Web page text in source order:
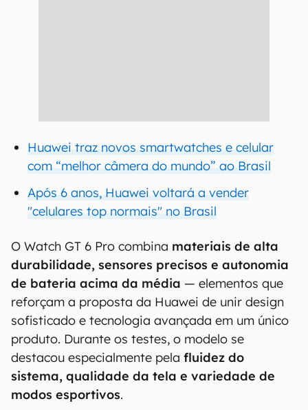
Huawei traz novos smartwatches e celular
com “melhor câmera do mundo” ao Brasil
Após 6 anos, Huawei voltará a vender
"celulares top normais" no Brasil
O Watch GT 6 Pro combina materiais de alta
durabilidade, sensores precisos e autonomia
de bateria acima da média — elementos que
reforçam a proposta da Huawei de unir design
sofisticado e tecnologia avançada em um único
produto. Durante os testes, o modelo se
destacou especialmente pela fluidez do
sistema, qualidade da tela e variedade de
modos esportivos.